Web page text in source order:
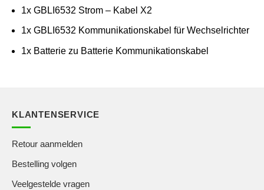
1x GBLI6532 Strom – Kabel X2
1x GBLI6532 Kommunikationskabel für Wechselrichter
1x Batterie zu Batterie Kommunikationskabel
KLANTENSERVICE
Retour aanmelden
Bestelling volgen
Veelgestelde vragen